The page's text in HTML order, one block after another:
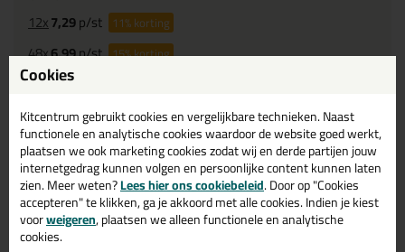
12x7,29p/st 11%korting
48x6,99p/st 15%korting
Met4.5 sterrenbeoordeeld
UVbestendig
Duurzaam elastisch25%
Omschrijving
Cookies
Kitcentrum gebruikt cookies en vergelijkbare technieken. Naast
functionele en analytische cookies waardoor de website goed werkt,
plaatsen we ook marketing cookies zodat wij en derde partijen jouw
internetgedrag kunnen volgen en persoonlijke content kunnen laten
zien. Meer weten?Lees hier ons cookiebeleid. Door op "Cookies
accepteren" te klikken, ga je akkoord met alle cookies. Indien je kiest
voorweigeren, plaatsen we alleen functionele en analytische
cookies.